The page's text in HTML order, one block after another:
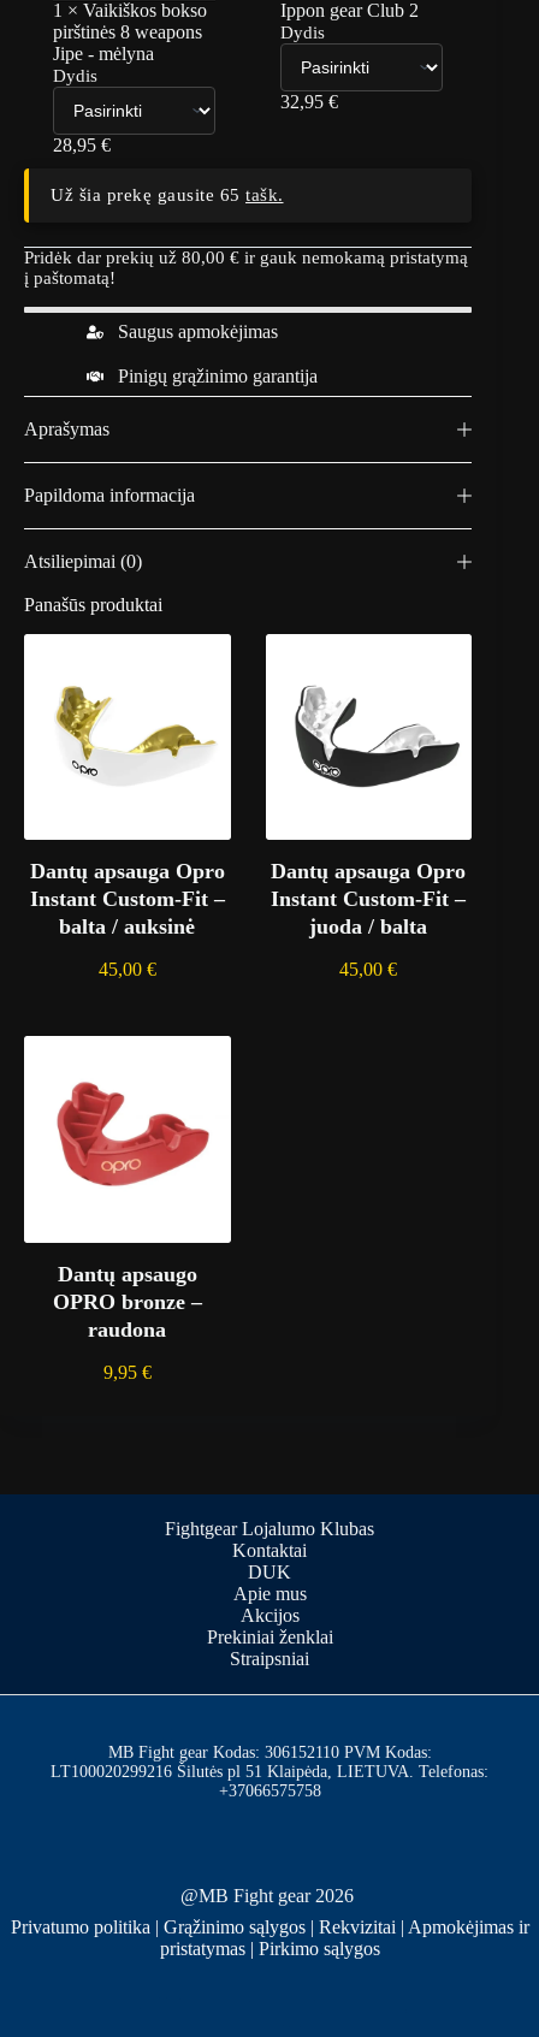
1 ×Vaikiškos bokso
pirštinės 8 weapons
Jipe - mėlyna
Dydis
28,95€
Ippon gear Club 2
Dydis
32,95 €
Už šia prekę gausite 65 tašk.
Pridėk dar prekių už 80,00 € ir gauk nemokamą pristatymą
į paštomatą!
Saugus apmokėjimas
Pinigų grąžinimo garantija
Aprašymas
Papildoma informacija
Atsiliepimai (0)
Panašūs produktai
Dantų apsauga Opro
Instant Custom-Fit –
balta / auksinė
45,00 €
Dantų apsauga Opro
Instant Custom-Fit –
juoda / balta
45,00€
Dantų apsaugo
OPRO bronze –
raudona
9,95 €
Fightgear Lojalumo Klubas
Kontaktai
DUK
Apie mus
Akcijos
Prekiniai ženklai
Straipsniai
MB Fight gear Kodas: 306152110 PVM Kodas:
LT100020299216 Šilutės pl 51 Klaipėda, LIETUVA. Telefonas:
+37066575758
@MB Fight gear 2026
Privatumo politika | Grąžinimo sąlygos | Rekvizitai | Apmokėjimas ir
pristatymas| Pirkimo sąlygos